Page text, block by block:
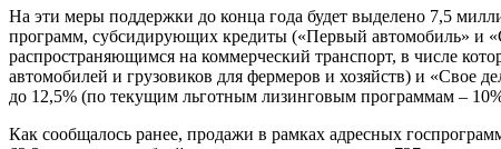
На эти меры поддержки до конца года будет выделено 7,5
программ, субсидирующих кредиты («Первый автомобиль» и
распространяющимся на коммерческий транспорт, в числе
автомобилей и грузовиков для фермеров и хозяйств) и «Свое
до 12,5% (по текущим льготным лизинговым программам –
Как сообщалось ранее, продажи в рамках адресных